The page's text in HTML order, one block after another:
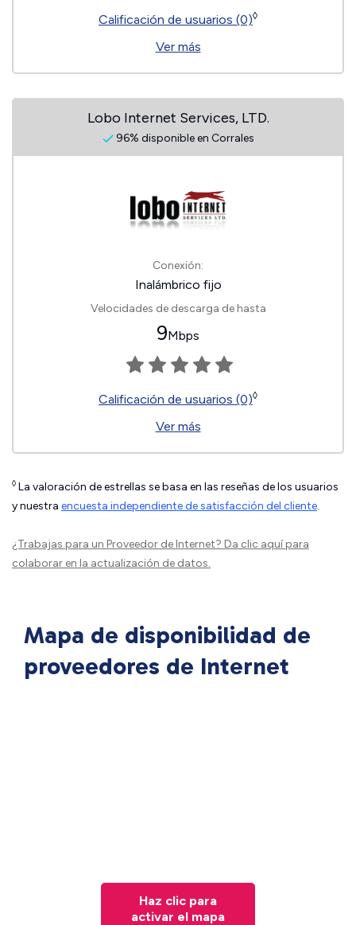
Calificación de usuarios (0)◊
Ver más
Lobo Internet Services, LTD.
96% disponible en Corrales
Conexión:
Inalámbrico fijo
Velocidades de descarga de hasta
9Mbps
Calificación de usuarios (0)◊
Ver más
◊ La valoración de estrellas se basa en las reseñas de los usuarios
y nuestra encuesta independiente de satisfacción del cliente.
¿Trabajas para un Proveedor de Internet? Da clic aquípara
colaborar en la actualización de datos.
Mapa de disponibilidad de
proveedores de Internet
Haz clic para
activar el mapa